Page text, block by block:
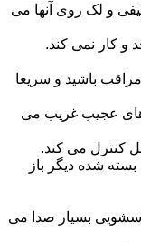
و لک روی آنها می
و کار نمی کند.
باشید و سریعا
عجیب غریب می
کنترل می کند.
شده دیگر باز
بسیار صدا می